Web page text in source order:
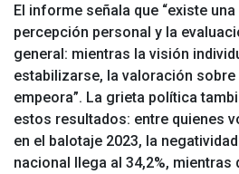
El informe señala que “existe
percepción personal y la
general: mientras la visión
estabilizarse, la valoración sobre
empeora”. La grieta política
estos resultados: entre quienes
en el balotaje 2023, la
nacional llega al 34,2%, mientras